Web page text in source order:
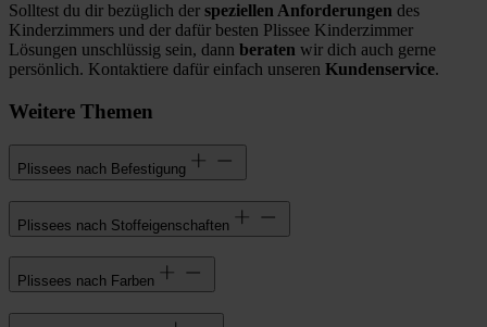
Solltest du dir bezüglich der speziellen Anforderungen des
Kinderzimmers und der dafür besten Plissee Kinderzimmer
Lösungen unschlüssig sein, dann beraten wir dich auch gerne
persönlich. Kontaktiere dafür einfach unseren Kundenservice.
Weitere Themen
Plissees nach Befestigung
Plissees nach Stoffeigenschaften
Plissees nach Farben